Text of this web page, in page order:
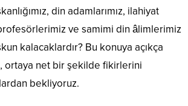
din adamlarımız, ilahiyat
ve samimi din âlimlerimiz
kalacaklardır? Bu konuya açıkça
ortaya net bir şekilde fikirlerini
bekliyoruz.